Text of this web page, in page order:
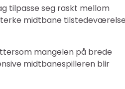
tilpasse seg raskt mellom
midtbane
mangelen på brede
midtbanespilleren blir